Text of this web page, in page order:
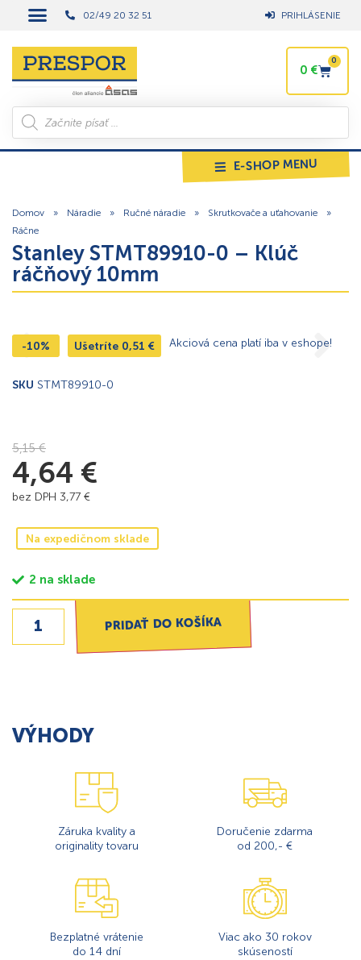
02/49 20 32 51 PRIHLÁSENIE
0 €
0
E-SHOP MENU
Domov » Náradie » Ručné náradie » Skrutkovače a uťahovanie
»
Ráčne
Stanley STMT89910-0 – Klúč
ráčňový 10mm
-10% Ušetríte 0,51 € Akciová cena platí iba v eshope!
SKU STMT89910-0
5,15€
4,64 €
bez DPH 3,77 €
Na expedičnom sklade
2 na sklade
PRIDAŤ DO KOŠÍKA
VÝHODY
Záruka kvality a
originality tovaru
Doručenie zdarma
od 200,- €
Bezplatné vrátenie
do 14 dní
Viac ako 30 rokov
skúseností